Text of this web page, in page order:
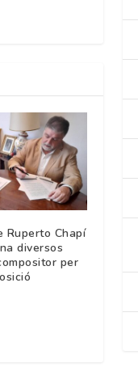
Ruperto Chapí
diversos
per